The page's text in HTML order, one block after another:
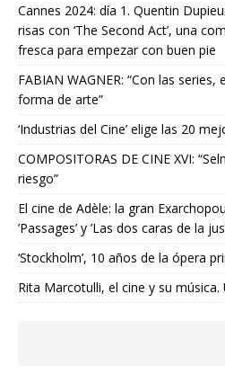
Cannes 2024: día 1. Quentin
risas con ‘The Second Act’, una
fresca para empezar con buen pie
FABIAN WAGNER: “Con las
forma de arte”
‘Industrias del Cine’ elige las 20
COMPOSITORAS DE CINE XVI:
riesgo”
El cine de Adèle: la gran
’Passages’ y ’Las dos caras de la
‘Stockholm’, 10 años de la ópera
Rita Marcotulli, el cine y su